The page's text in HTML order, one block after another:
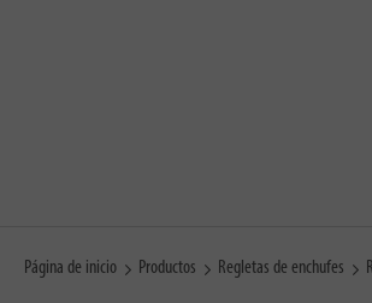
Página de inicio Productos Regletas de enchufes